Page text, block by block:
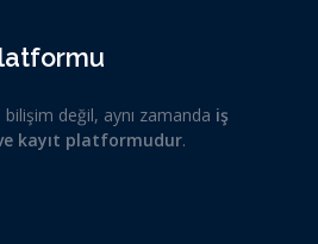
değil, aynı zamanda iş
kayıt platformudur.